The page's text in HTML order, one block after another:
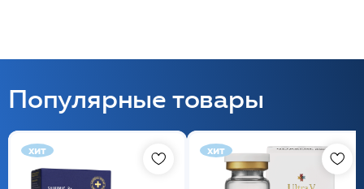
Популярные товары
хит хит